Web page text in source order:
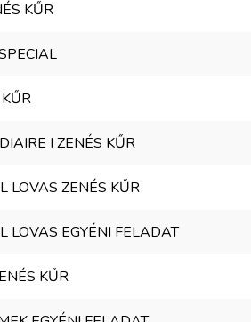
KŰR
I ZENÉS KŰR
LOVAS ZENÉS KŰR
LOVAS EGYÉNI FELADAT
KŰR